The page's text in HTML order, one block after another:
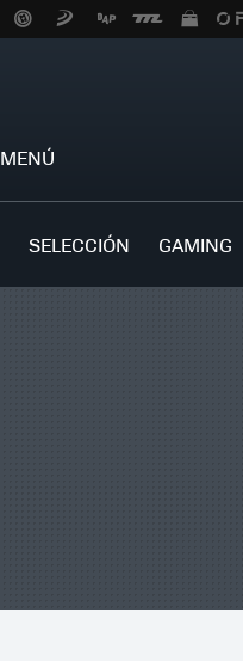
MENÚ
SELECCIÓN GAMING